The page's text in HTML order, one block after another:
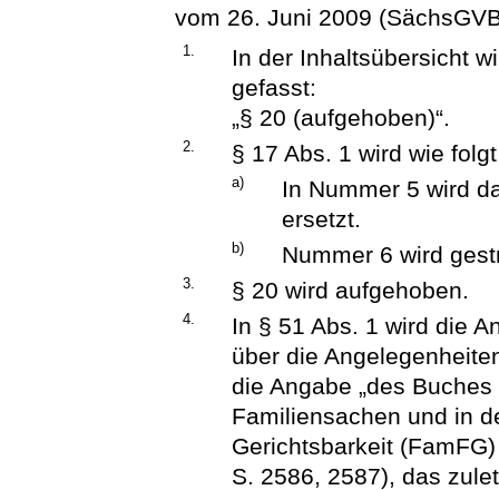
vom 26. Juni 2009
1.
In der Inhaltsübersicht
gefasst:
„§ 20 (aufgehoben)“.
2. § 17 Abs. 1 wird wie
a)
In Nummer 5 wird
ersetzt.
b) Nummer 6 wird
3. § 20 wird aufgehoben.
4.
In § 51 Abs. 1 wird die
über die
die Angabe „des
Familiensachen und in
Gerichtsbarkeit
S. 2586, 2587), das